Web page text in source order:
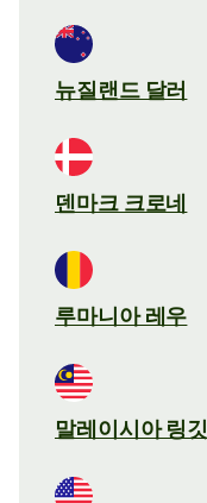
뉴질랜드 달러
덴마크 크로네
루마니아 레우
말레이시아 링깃